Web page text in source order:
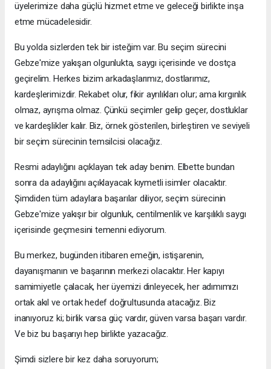
üyelerimize daha güçlü hizmet etme ve geleceği birlikte inşa
etme mücadelesidir.
Bu yolda sizlerden tek bir isteğim var. Bu seçim sürecini
Gebze'mize yakışan olgunlukta, saygı içerisinde ve dostça
geçirelim. Herkes bizim arkadaşlarımız, dostlarımız,
kardeşlerimizdir. Rekabet olur, fikir ayrılıkları olur; ama kırgınlık
olmaz, ayrışma olmaz. Çünkü seçimler gelip geçer, dostluklar
ve kardeşlikler kalır. Biz, örnek gösterilen, birleştiren ve seviyeli
bir seçim sürecinin temsilcisi olacağız.
Resmi adaylığını açıklayan tek aday benim. Elbette bundan
sonra da adaylığını açıklayacak kıymetli isimler olacaktır.
Şimdiden tüm adaylara başarılar diliyor, seçim sürecinin
Gebze'mize yakışır bir olgunluk, centilmenlik ve karşılıklı saygı
içerisinde geçmesini temenni ediyorum.
Bu merkez, bugünden itibaren emeğin, istişarenin,
dayanışmanın ve başarının merkezi olacaktır. Her kapıyı
samimiyetle çalacak, her üyemizi dinleyecek, her adımımızı
ortak akıl ve ortak hedef doğrultusunda atacağız. Biz
inanıyoruz ki; birlik varsa güç vardır, güven varsa başarı vardır.
Ve biz bu başarıyı hep birlikte yazacağız.
Şimdi sizlere bir kez daha soruyorum;